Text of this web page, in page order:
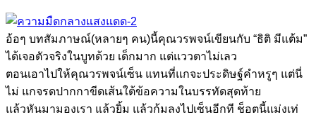
อ้อๆ บทสัมภาษณ์(หลายๆ คน)นี้คุณวรพจน์เขียนกับ “ธิติ มีแต้ม”
ได้เจอตัวจริงในบูทด้วย เด็กมาก แต่แววตาไม่เลว
ตอนเอาไปให้คุณวรพจน์เซ็น แทนที่แกจะประดิษฐ์คำหรูๆ แต่นี่
ไม่ แกจรดปากกาขีดเส้นใต้ข้อความในบรรทัดสุดท้าย
แล้วหันมามองเรา แล้วยิ้ม แล้วก้มลงไปเซ็นอีกที ช็อตนี้แม่งเท่